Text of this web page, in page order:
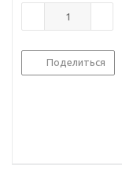
Поделиться